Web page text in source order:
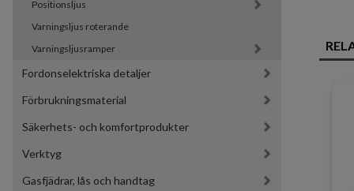
Positionsljus
Varningsljus roterande
Varningsljusramper
Fordonselektriska detaljer
Förbrukningsmaterial
Säkerhets- och komfortprodukter
Verktyg
Gasfjädrar, lås och handtag